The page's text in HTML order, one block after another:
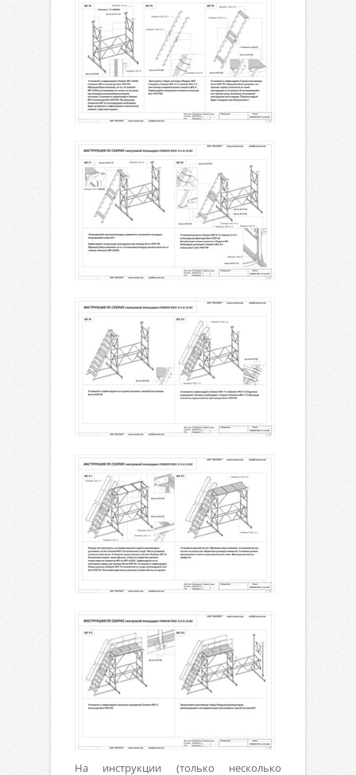
На инструкции (только несколько